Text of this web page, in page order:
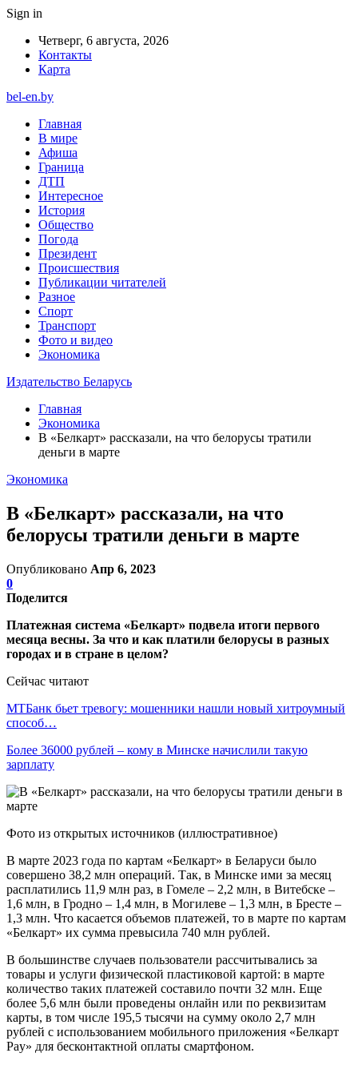
Sign in
Четверг, 6 августа, 2026
Контакты
Карта
bel-en.by
Главная
В мире
Афиша
Граница
ДТП
Интересное
История
Общество
Погода
Президент
Происшествия
Публикации читателей
Разное
Спорт
Транспорт
Фото и видео
Экономика
Издательство Беларусь
Главная
Экономика
В «Белкарт» рассказали, на что белорусы тратили
деньги в марте
Экономика
В «Белкарт» рассказали, на что
белорусы тратили деньги в марте
Опубликовано Апр 6, 2023
0
Поделится
Платежная система «Белкарт» подвела итоги первого
месяца весны. За что и как платили белорусы в разных
городах и в стране в целом?
Сейчас читают
МТБанк бьет тревогу: мошенники нашли новый хитроумный
способ…
Более 36000 рублей – кому в Минске начислили такую
зарплату
Фото из открытых источников (иллюстративное)
В марте 2023 года по картам «Белкарт» в Беларуси было
совершено 38,2 млн операций. Так, в Минске ими за месяц
расплатились 11,9 млн раз, в Гомеле – 2,2 млн, в Витебске –
1,6 млн, в Гродно – 1,4 млн, в Могилеве – 1,3 млн, в Бресте –
1,3 млн. Что касается объемов платежей, то в марте по картам
«Белкарт» их сумма превысила 740 млн рублей.
В большинстве случаев пользователи рассчитывались за
товары и услуги физической пластиковой картой: в марте
количество таких платежей составило почти 32 млн. Еще
более 5,6 млн были проведены онлайн или по реквизитам
карты, в том числе 195,5 тысячи на сумму около 2,7 млн
рублей с использованием мобильного приложения «Белкарт
Pay» для бесконтактной оплаты смартфоном.